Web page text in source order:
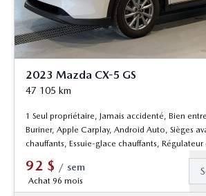
2023 Mazda CX-5 GS
47 105 km
1 Seul propriétaire, Jamais accidenté, Bien
Buriner, Apple Carplay, Android Auto, Sièges
chauffants, Essuie-glace chauffants,
92 $ / sem
Achat 96 mois